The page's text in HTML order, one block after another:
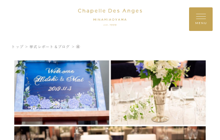
MENU
トップ ＞ 挙式レポート＆ブログ ＞ ④